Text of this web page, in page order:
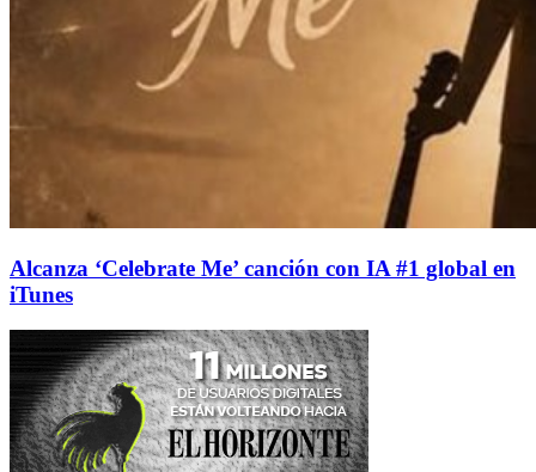
Alcanza ‘Celebrate Me’ canción con IA #1 global en
iTunes